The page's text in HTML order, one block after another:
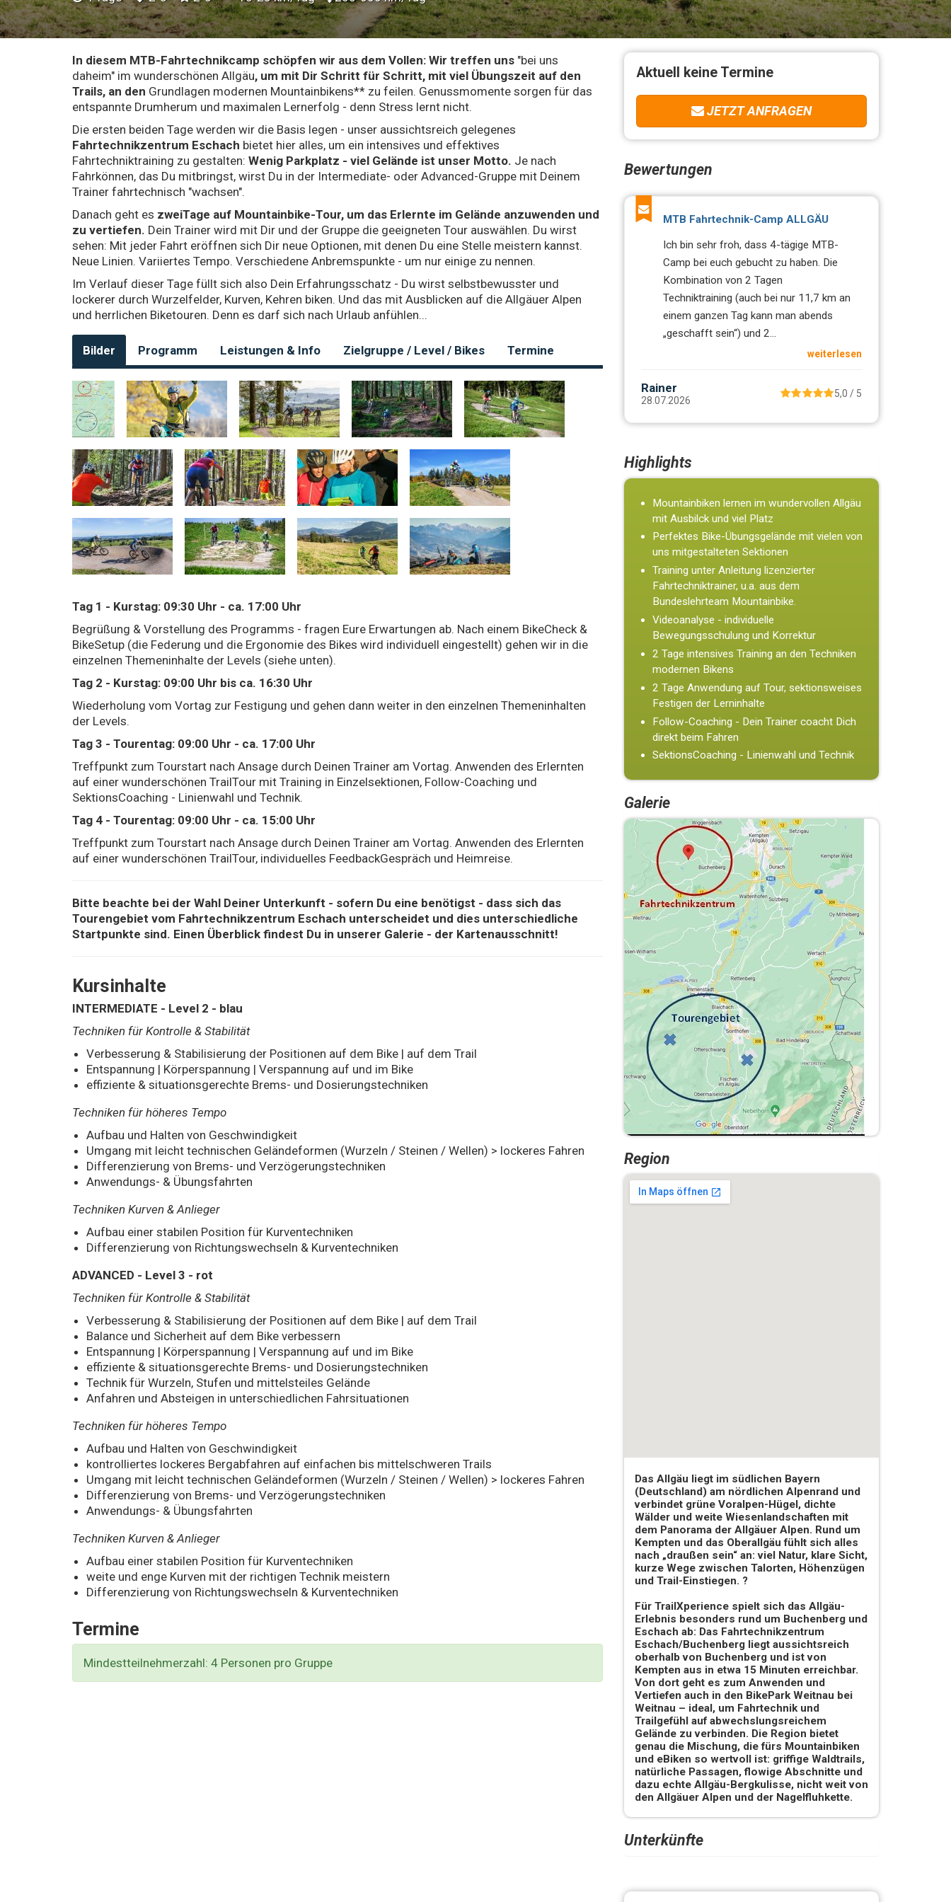
In diesem MTB-Fahrtechnikcamp schöpfen wir aus dem Vollen: Wir treffen uns "bei uns
daheim" im wunderschönen Allgäu, um mit Dir Schritt für Schritt, mit viel Übungszeit auf den
Trails, an den Grundlagen modernen Mountainbikens** zu feilen. Genussmomente sorgen für das
entspannte Drumherum und maximalen Lernerfolg - denn Stress lernt nicht.
Die ersten beiden Tage werden wir die Basis legen - unser aussichtsreich gelegenes
Fahrtechnikzentrum Eschach bietet hier alles, um ein intensives und effektives
Fahrtechniktraining zu gestalten: Wenig Parkplatz - viel Gelände ist unser Motto. Je nach
Fahrkönnen, das Du mitbringst, wirst Du in der Intermediate- oder Advanced-Gruppe mit Deinem
Trainer fahrtechnisch "wachsen".
Danach geht es zweiTage auf Mountainbike-Tour, um das Erlernte im Gelände anzuwenden und
zu vertiefen. Dein Trainer wird mit Dir und der Gruppe die geeigneten Tour auswählen. Du wirst
sehen: Mit jeder Fahrt eröffnen sich Dir neue Optionen, mit denen Du eine Stelle meistern kannst.
Neue Linien. Variiertes Tempo. Verschiedene Anbremspunkte - um nur einige zu nennen.
Im Verlauf dieser Tage füllt sich also Dein Erfahrungsschatz - Du wirst selbstbewusster und
lockerer durch Wurzelfelder, Kurven, Kehren biken. Und das mit Ausblicken auf die Allgäuer Alpen
und herrlichen Biketouren. Denn es darf sich nach Urlaub anfühlen...
Bilder Programm Leistungen & Info Zielgruppe / Level / Bikes Termine
Tag 1 - Kurstag: 09:30 Uhr - ca. 17:00 Uhr
Begrüßung & Vorstellung des Programms - fragen Eure Erwartungen ab. Nach einem BikeCheck &
BikeSetup (die Federung und die Ergonomie des Bikes wird individuell eingestellt) gehen wir in die
einzelnen Themeninhalte der Levels (siehe unten).
Tag 2 - Kurstag: 09:00 Uhr bis ca. 16:30 Uhr
Wiederholung vom Vortag zur Festigung und gehen dann weiter in den einzelnen Themeninhalten
der Levels.
Tag 3 - Tourentag: 09:00 Uhr - ca. 17:00 Uhr
Treffpunkt zum Tourstart nach Ansage durch Deinen Trainer am Vortag. Anwenden des Erlernten
auf einer wunderschönen TrailTour mit Training in Einzelsektionen, Follow-Coaching und
SektionsCoaching - Linienwahl und Technik.
Tag 4 - Tourentag: 09:00 Uhr - ca. 15:00 Uhr
Treffpunkt zum Tourstart nach Ansage durch Deinen Trainer am Vortag. Anwenden des Erlernten
auf einer wunderschönen TrailTour, individuelles FeedbackGespräch und Heimreise.
Bitte beachte bei der Wahl Deiner Unterkunft - sofern Du eine benötigst - dass sich das
Tourengebiet vom Fahrtechnikzentrum Eschach unterscheidet und dies unterschiedliche
Startpunkte sind. Einen Überblick findest Du in unserer Galerie - der Kartenausschnitt!
Kursinhalte
INTERMEDIATE - Level 2 - blau
Techniken für Kontrolle & Stabilität
Verbesserung & Stabilisierung der Positionen auf dem Bike | auf dem Trail
Entspannung | Körperspannung | Verspannung auf und im Bike
effiziente & situationsgerechte Brems- und Dosierungstechniken
Techniken für höheres Tempo
Aufbau und Halten von Geschwindigkeit
Umgang mit leicht technischen Geländeformen (Wurzeln / Steinen / Wellen) > lockeres Fahren
Differenzierung von Brems- und Verzögerungstechniken
Anwendungs- & Übungsfahrten
Techniken Kurven & Anlieger
Aufbau einer stabilen Position für Kurventechniken
Differenzierung von Richtungswechseln & Kurventechniken
ADVANCED - Level 3 - rot
Techniken für Kontrolle & Stabilität
Verbesserung & Stabilisierung der Positionen auf dem Bike | auf dem Trail
Balance und Sicherheit auf dem Bike verbessern
Entspannung | Körperspannung | Verspannung auf und im Bike
effiziente & situationsgerechte Brems- und Dosierungstechniken
Technik für Wurzeln, Stufen und mittelsteiles Gelände
Anfahren und Absteigen in unterschiedlichen Fahrsituationen
Techniken für höheres Tempo
Aufbau und Halten von Geschwindigkeit
kontrolliertes lockeres Bergabfahren auf einfachen bis mittelschweren Trails
Umgang mit leicht technischen Geländeformen (Wurzeln / Steinen / Wellen) > lockeres Fahren
Differenzierung von Brems- und Verzögerungstechniken
Anwendungs- & Übungsfahrten
Techniken Kurven & Anlieger
Aufbau einer stabilen Position für Kurventechniken
weite und enge Kurven mit der richtigen Technik meistern
Differenzierung von Richtungswechseln & Kurventechniken
Termine
Mindestteilnehmerzahl: 4 Personen pro Gruppe
Aktuell keine Termine
JETZT ANFRAGEN
Bewertungen
MTB Fahrtechnik-Camp ALLGÄU
Ich bin sehr froh, dass 4-tägige MTB-
Camp bei euch gebucht zu haben. Die
Kombination von 2 Tagen
Techniktraining (auch bei nur 11,7 km an
einem ganzen Tag kann man abends
„geschafft sein“) und 2...
weiterlesen
Rainer
28.07.2026
5,0 / 5
Highlights
Mountainbiken lernen im wundervollen Allgäu
mit Ausbilck und viel Platz
Perfektes Bike-Übungsgelände mit vielen von
uns mitgestalteten Sektionen
Training unter Anleitung lizenzierter
Fahrtechniktrainer, u.a. aus dem
Bundeslehrteam Mountainbike.
Videoanalyse - individuelle
Bewegungsschulung und Korrektur
2 Tage intensives Training an den Techniken
modernen Bikens
2 Tage Anwendung auf Tour, sektionsweises
Festigen der Lerninhalte
Follow-Coaching - Dein Trainer coacht Dich
direkt beim Fahren
SektionsCoaching - Linienwahl und Technik
Galerie
Region
Das Allgäu liegt im südlichen Bayern
(Deutschland) am nördlichen Alpenrand und
verbindet grüne Voralpen-Hügel, dichte
Wälder und weite Wiesenlandschaften mit
dem Panorama der Allgäuer Alpen. Rund um
Kempten und das Oberallgäu fühlt sich alles
nach „draußen sein“ an: viel Natur, klare Sicht,
kurze Wege zwischen Talorten, Höhenzügen
und Trail-Einstiegen. ?
Für TrailXperience spielt sich das Allgäu-
Erlebnis besonders rund um Buchenberg und
Eschach ab: Das Fahrtechnikzentrum
Eschach/Buchenberg liegt aussichtsreich
oberhalb von Buchenberg und ist von
Kempten aus in etwa 15 Minuten erreichbar.
Von dort geht es zum Anwenden und
Vertiefen auch in den BikePark Weitnau bei
Weitnau – ideal, um Fahrtechnik und
Trailgefühl auf abwechslungsreichem
Gelände zu verbinden. Die Region bietet
genau die Mischung, die fürs Mountainbiken
und eBiken so wertvoll ist: griffige Waldtrails,
natürliche Passagen, flowige Abschnitte und
dazu echte Allgäu-Bergkulisse, nicht weit von
den Allgäuer Alpen und der Nagelfluhkette.
Unterkünfte